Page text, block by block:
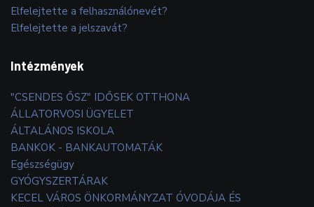
Elfelejtette a felhasználónevét?
Elfelejtette a jelszavát?
Intézmények
"CSENDES ŐSZ" IDŐSEK OTTHONA
ÁLLATORVOSI ÜGYELET
ÁLTALÁNOS ISKOLA
BANKOK - BANKAUTOMATÁK
Egészségügy
GYÓGYSZERTÁRAK
KECEL VÁROS ÖNKORMÁNYZAT ÓVODÁJA ÉS